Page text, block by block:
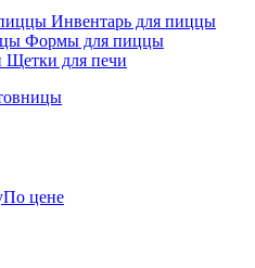
Инвентарь для пиццы
Формы для пиццы
Щетки для печи
По цене